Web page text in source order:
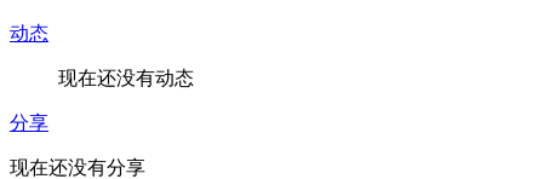
动态
现在还没有动态
分享
现在还没有分享